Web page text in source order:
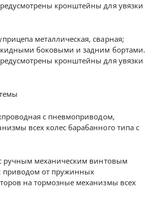
кронштейны для увязки
металлическая, сварная;
боковыми и задним бортами.
кронштейны для увязки
с пневмоприводом,
всех колес барабанного типа с
ручным механическим винтовым
приводом от пружинных
на тормозные механизмы всех